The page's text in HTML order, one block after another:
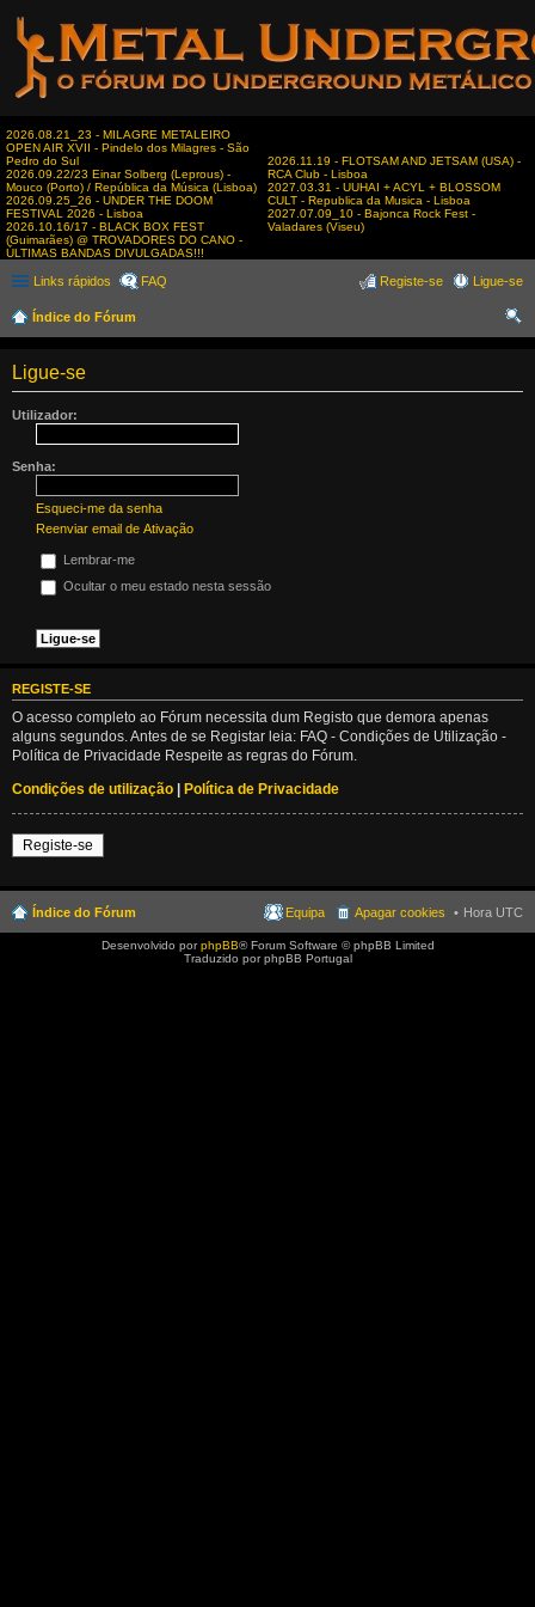
2026.08.21_23 - MILAGRE METALEIRO
OPEN AIR XVII - Pindelo dos Milagres - São
Pedro do Sul
2026.09.22/23 Einar Solberg (Leprous) -
Mouco (Porto) / República da Música (Lisboa)
2026.09.25_26 - UNDER THE DOOM
FESTIVAL 2026 - Lisboa
2026.10.16/17 - BLACK BOX FEST
(Guimarães) @ TROVADORES DO CANO -
ÚLTIMAS BANDAS DIVULGADAS!!!
2026.11.19 - FLOTSAM AND JETSAM (USA) -
RCA Club - Lisboa
2027.03.31 - UUHAI + ACYL + BLOSSOM
CULT - Republica da Musica - Lisboa
2027.07.09_10 - Bajonca Rock Fest -
Valadares (Viseu)
Links rápidos FAQ Ligue-se
Registe-se
Índice do Fórum
Ligue-se
Utilizador:
Senha:
Esqueci-me da senha
Reenviar email de Ativação
Lembrar-me
Ocultar o meu estado nesta sessão
REGISTE-SE
O acesso completo ao Fórum necessita dum Registo que demora apenas
alguns segundos. Antes de se Registar leia: FAQ - Condições de Utilização -
Política de Privacidade Respeite as regras do Fórum.
Condições de utilização | Política de Privacidade
Registe-se
Índice do Fórum Hora UTC
Apagar cookies
Equipa
Desenvolvido porphpBB® Forum Software © phpBB Limited
Traduzido por phpBB Portugal